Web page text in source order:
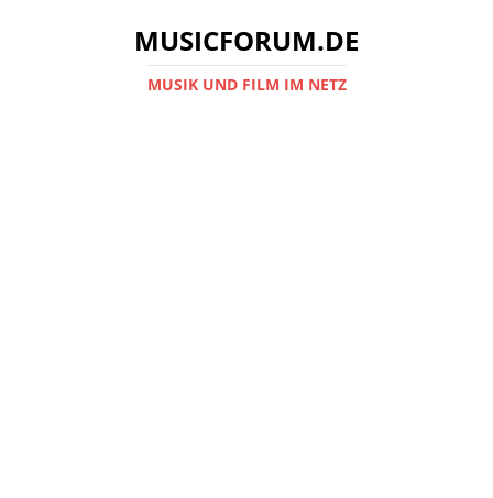
MUSICFORUM.DE
MUSIK UND FILM IM NETZ